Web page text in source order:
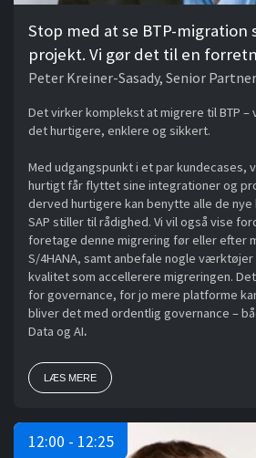
Stop med at se BTP-migration
projekt. Vi gør det til en
Peter Kreiner-Sasady, Senior Partner
Det virker komplekst at migrere til BTP –
det hurtigere, enklere og sikkert.
Med udgangspunkt i et par kundecases,
hurtigt får flyttet sine integrationer og
derved hurtigere kan benytte alle de
SAP stiller til rådighed. Vi vil også vise
foretage denne migrering før eller efter
S/4HANA, samt anbefale nogle værktøjer
kvalitet som accellerere migreringen.
for governance, for jo mere platforme
bliver det med ordentlig governance –
Data og AI.
LÆS MERE
12:00 - 12:25